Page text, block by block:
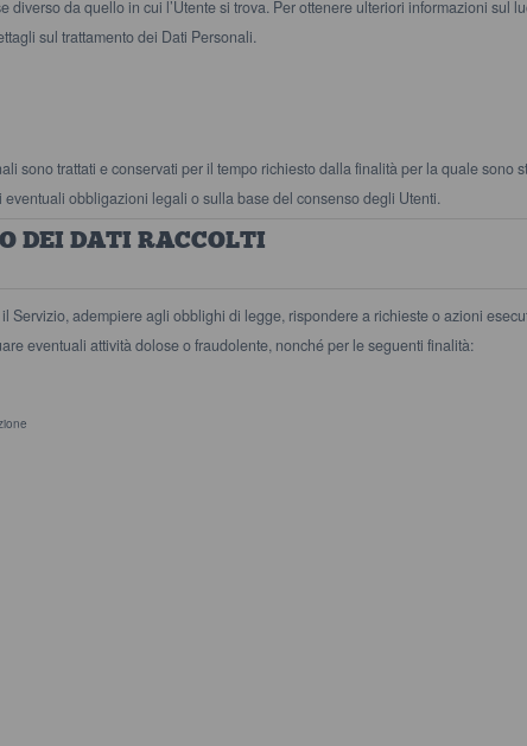
diverso da quello in cui l’Utente si trova. Per ottenere ulteriori informazioni sul
sul trattamento dei Dati Personali.
sono trattati e conservati per il tempo richiesto dalla finalità per la quale sono
obbligazioni legali o sulla base del consenso degli Utenti.
DEI DATI RACCOLTI
Servizio, adempiere agli obblighi di legge, rispondere a richieste o azioni
eventuali attività dolose o fraudolente, nonché per le seguenti finalità: